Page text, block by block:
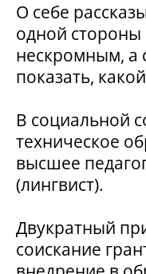
О себе
одной стороны
нескромным, а
показать,
В социальной
техническое
высшее
(лингвист).
Двукратный
соискание